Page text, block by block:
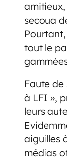
amitieux,
secoua
tout le
Faute de
à LFI »,
leurs
aiguilles
médias